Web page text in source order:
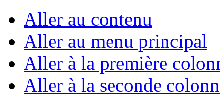
Aller au contenu
Aller au menu principal
Aller à la première
Aller à la seconde